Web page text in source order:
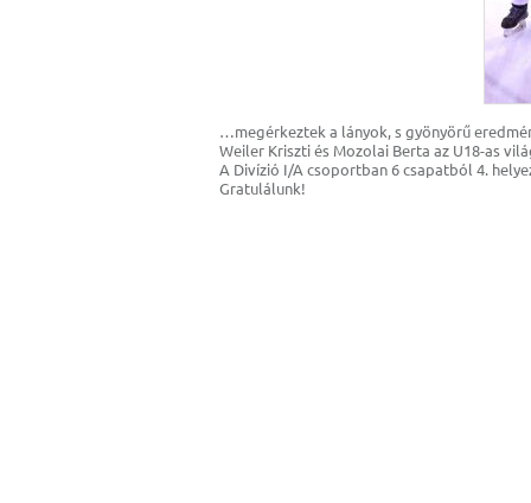
…megérkeztek a lányok, s gyönyörű
Weiler Kriszti és Mozolai Berta az U18-as
A Divízió I/A csoportban 6 csapatból 4.
Gratulálunk!